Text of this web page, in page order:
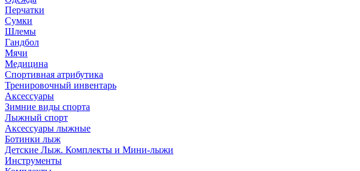
Перчатки
Сумки
Шлемы
Гандбол
Мячи
Медицина
Спортивная атрибутика
Тренировочный инвентарь
Аксессуары
Зимние виды спорта
Лыжный спорт
Аксессуары лыжные
Ботинки лыж
Детские Лыж. Комплекты и Мини-лыжи
Инструменты